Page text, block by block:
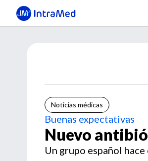
Noticias médicas
Buenas expectativas
Nuevo
Un grupo español